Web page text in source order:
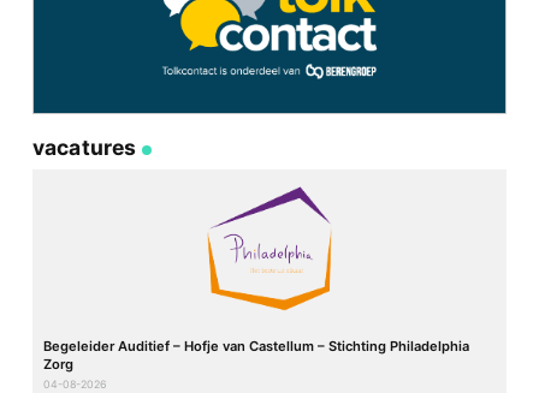
vacatures
Begeleider Auditief – Hofje van Castellum – Stichting Philadelphia
Zorg
04-08-2026